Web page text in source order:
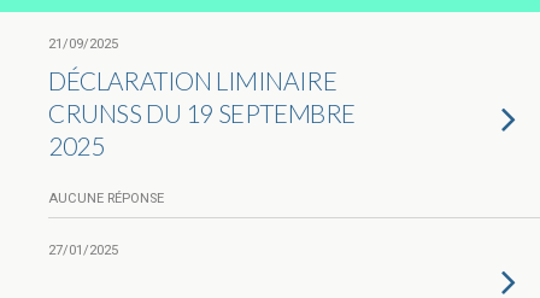
21/09/2025
DÉCLARATION LIMINAIRE
CRUNSS DU 19 SEPTEMBRE
2025
AUCUNE RÉPONSE
27/01/2025